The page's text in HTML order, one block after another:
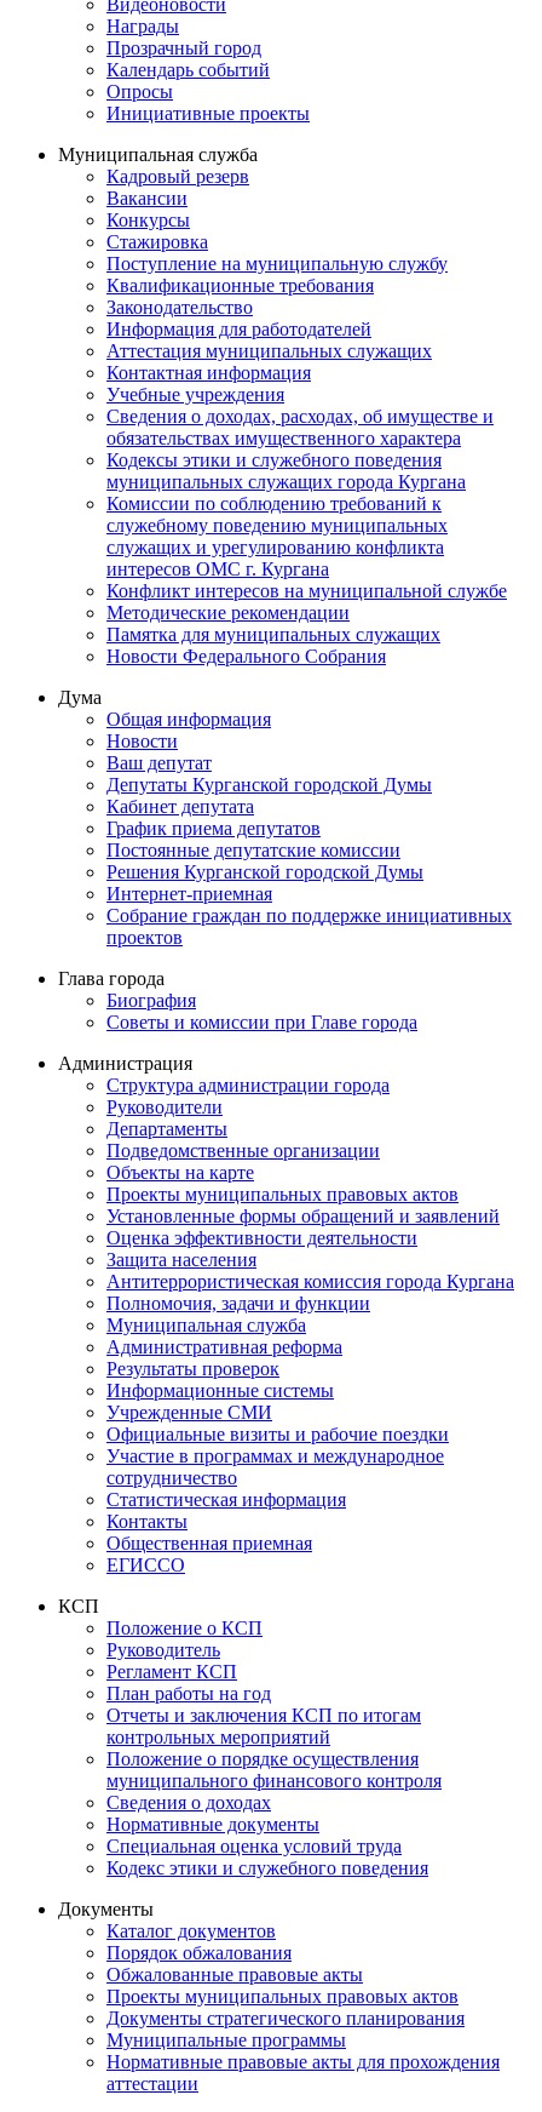
Награды
Прозрачный город
Календарь событий
Опросы
Инициативные проекты
Муниципальная служба
Кадровый резерв
Вакансии
Конкурсы
Стажировка
Поступление на муниципальную службу
Квалификационные требования
Законодательство
Информация для работодателей
Аттестация муниципальных служащих
Контактная информация
Учебные учреждения
Сведения о доходах, расходах, об имуществе и
обязательствах имущественного характера
Кодексы этики и служебного поведения
муниципальных служащих города Кургана
Комиссии по соблюдению требований к
служебному поведению муниципальных
служащих и урегулированию конфликта
интересов ОМС г. Кургана
Конфликт интересов на муниципальной службе
Методические рекомендации
Памятка для муниципальных служащих
Новости Федерального Cобрания
Дума
Общая информация
Новости
Ваш депутат
Депутаты Курганской городской Думы
Кабинет депутата
График приема депутатов
Постоянные депутатские комиссии
Решения Курганской городской Думы
Интернет-приемная
Собрание граждан по поддержке инициативных
проектов
Глава города
Биография
Советы и комиссии при Главе города
Администрация
Структура администрации города
Руководители
Департаменты
Подведомственные организации
Объекты на карте
Проекты муниципальных правовых актов
Установленные формы обращений и заявлений
Оценка эффективности деятельности
Защита населения
Антитеррористическая комиссия города Кургана
Полномочия, задачи и функции
Муниципальная служба
Административная реформа
Результаты проверок
Информационные системы
Учрежденные СМИ
Официальные визиты и рабочие поездки
Участие в программах и международное
сотрудничество
Статистическая информация
Контакты
Общественная приемная
ЕГИССО
КСП
Положение о КСП
Руководитель
Регламент КСП
План работы на год
Отчеты и заключения КСП по итогам
контрольных мероприятий
Положение о порядке осуществления
муниципального финансового контроля
Сведения о доходах
Нормативные документы
Специальная оценка условий труда
Кодекс этики и служебного поведения
Документы
Каталог документов
Порядок обжалования
Обжалованные правовые акты
Проекты муниципальных правовых актов
Документы стратегического планирования
Муниципальные программы
Нормативные правовые акты для прохождения
аттестации